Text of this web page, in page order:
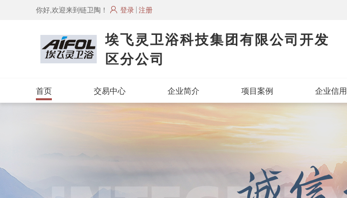
你好,欢迎来到链卫陶！ 登录 注册
埃飞灵卫浴科技集团有限公司开发
区分公司
首页 交易中心 企业简介 项目案例 企业信用